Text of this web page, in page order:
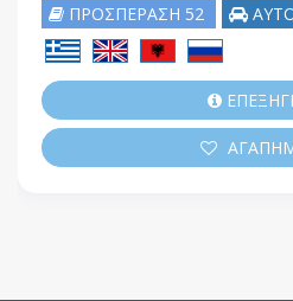
ΠΡΟΣΠΕΡΑΣΗ 52